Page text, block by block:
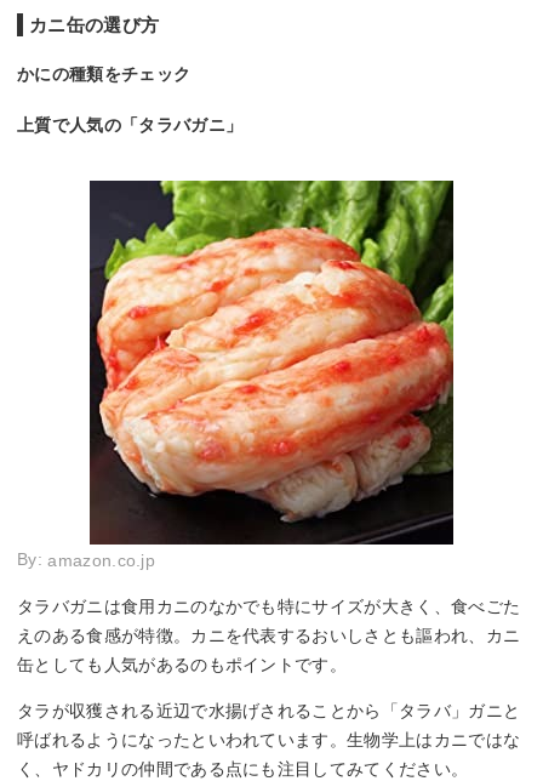
カニ缶の選び方
かにの種類をチェック
上質で人気の「タラバガニ」
By:amazon.co.jp
タラバガニは食用カニのなかでも特にサイズが大きく、食べごた
えのある食感が特徴。カニを代表するおいしさとも謳われ、カニ
缶としても人気があるのもポイントです。
タラが収獲される近辺で水揚げされることから「タラバ」ガニと
呼ばれるようになったといわれています。生物学上はカニではな
く、ヤドカリの仲間である点にも注目してみてください。